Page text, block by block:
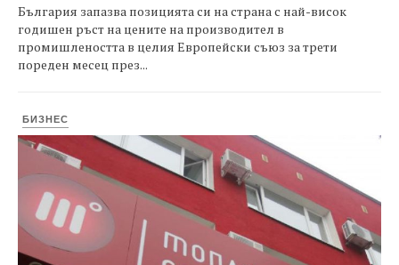
България запазва позицията си на страна с най-висок
годишен ръст на цените на производител в
промишлеността в целия Европейски съюз за трети
пореден месец през...
БИЗНЕС